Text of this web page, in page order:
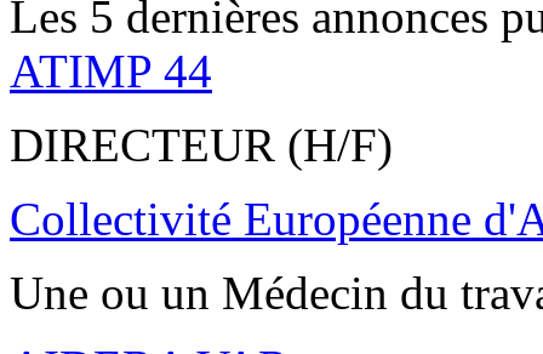
Les 5 dernières annonces
ATIMP 44
DIRECTEUR (H/F)
Collectivité Européenne
Une ou un Médecin du